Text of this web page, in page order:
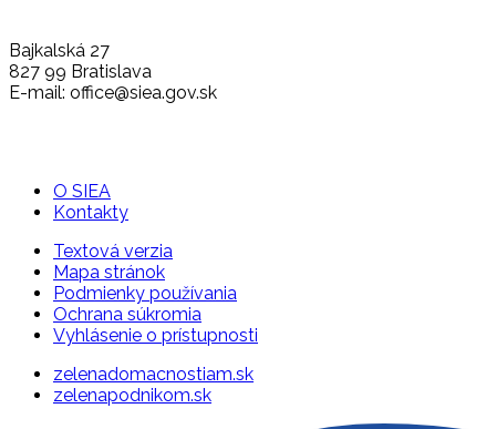
Bajkalská 27
827 99 Bratislava
E-mail: office@siea.gov.sk
O SIEA
Kontakty
Textová verzia
Mapa stránok
Podmienky používania
Ochrana súkromia
Vyhlásenie o prístupnosti
zelenadomacnostiam.sk
zelenapodnikom.sk